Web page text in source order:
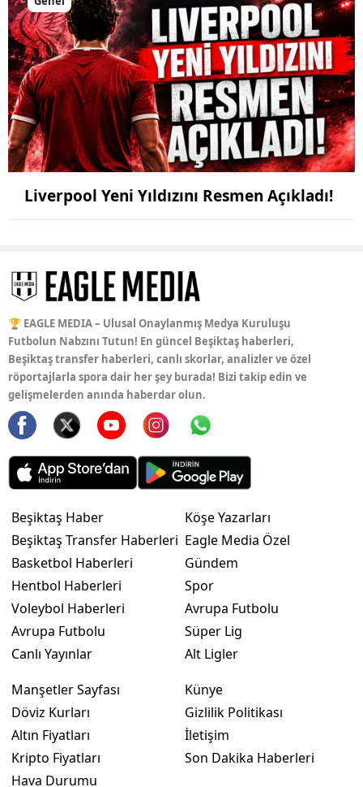
Liverpool Yeni Yıldızını Resmen Açıkladı!
🏆 EAGLE MEDIA – Ulusal Onaylanmış Medya Kuruluşu
Futbolun Nabzını Tutun! En güncel Beşiktaş haberleri,
Beşiktaş transfer haberleri, canlı skorlar, analizler ve özel
röportajlarla spora dair her şey burada! Bizi takip edin ve
gelişmelerden anında haberdar olun.
Beşiktaş Haber
Beşiktaş Transfer Haberleri
Basketbol Haberleri
Hentbol Haberleri
Voleybol Haberleri
Avrupa Futbolu
Canlı Yayınlar
Köşe Yazarları
Eagle Media Özel
Gündem
Spor
Avrupa Futbolu
Süper Lig
Alt Ligler
Manşetler Sayfası
Döviz Kurları
Altın Fiyatları
Kripto Fiyatları
Hava Durumu
Künye
Gizlilik Politikası
İletişim
Son Dakika Haberleri